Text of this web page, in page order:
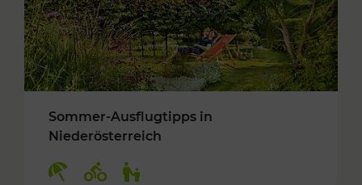
Sommer-Ausflugtipps in
Niederösterreich